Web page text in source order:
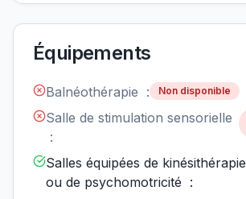
Équipements
Balnéothérapie : Non disponible
Salle de stimulation sensorielle
:
Salles équipées de kinésithérapie
ou de psychomotricité :